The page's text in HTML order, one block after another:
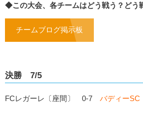
◆この大会、各チームはどう戦う？どう
チームブログ掲示板
決勝 7/5
FCレガーレ〔座間〕 0-7 バディーSC